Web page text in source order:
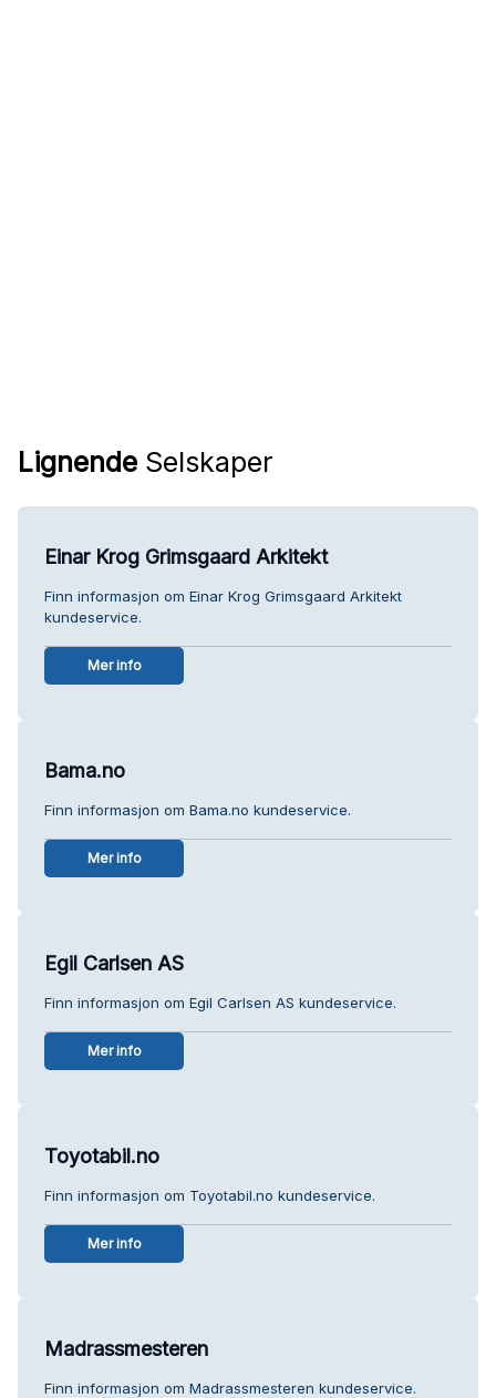
Lignende Selskaper
Einar Krog Grimsgaard Arkitekt
Finn informasjon om Einar Krog Grimsgaard Arkitekt
kundeservice.
Mer info
Bama.no
Finn informasjon om Bama.no kundeservice.
Mer info
Egil Carlsen AS
Finn informasjon om Egil Carlsen AS kundeservice.
Mer info
Toyotabil.no
Finn informasjon om Toyotabil.no kundeservice.
Mer info
Madrassmesteren
Finn informasjon om Madrassmesteren kundeservice.